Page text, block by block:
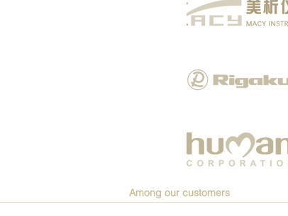
Among our customers